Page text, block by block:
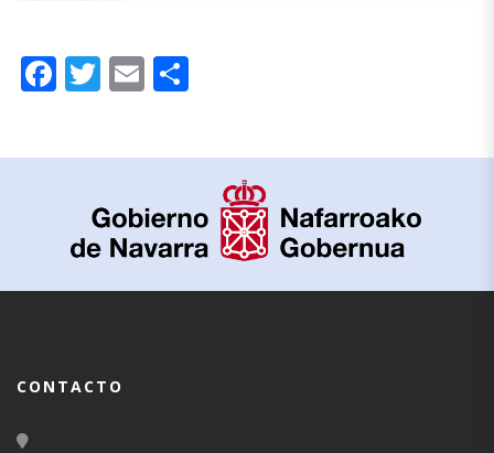
Facebook
Twitter
Email
CONTACTO